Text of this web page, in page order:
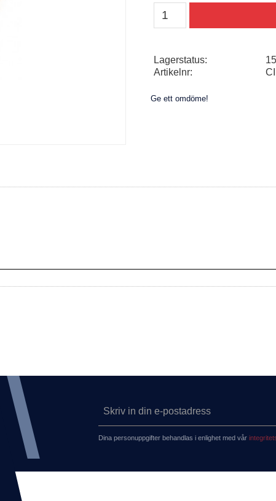
Lagerstatus
Artikelnr
Ge ett omdöme!
Dina personuppgifter behandlas i enlighet med vår